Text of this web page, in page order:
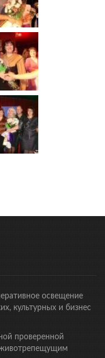
освещение
культурных и бизнес
проверенной